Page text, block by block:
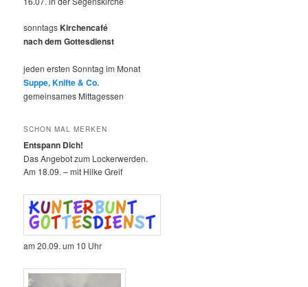
sonntagsKirchencafé
nach dem Gottesdienst
jeden ersten Sonntag im Monat
Suppe, Knifte & Co.
gemeinsames Mittagessen
SCHON MAL MERKEN
Entspann Dich!
Das Angebot zum Lockerwerden.
Am 18.09. – mit Hilke Greif
am 20.09. um 10 Uhr